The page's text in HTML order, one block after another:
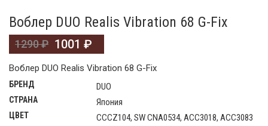
Воблер DUO Realis Vibration 68 G-Fix
1290₽ 1001 ₽
Воблер DUO Realis Vibration 68 G-Fix
БРЕНД DUO
СТРАНА Япония
ЦВЕТ
CCCZ104, SW CNA0534, ACC3018, ACC3083